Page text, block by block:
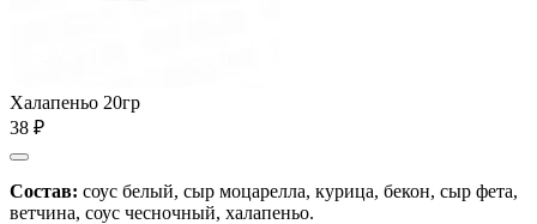
Халапеньо 20гр
38 ₽
Состав: соус белый, сыр моцарелла, курица, бекон, сыр фета,
ветчина, соус чесночный, халапеньо.